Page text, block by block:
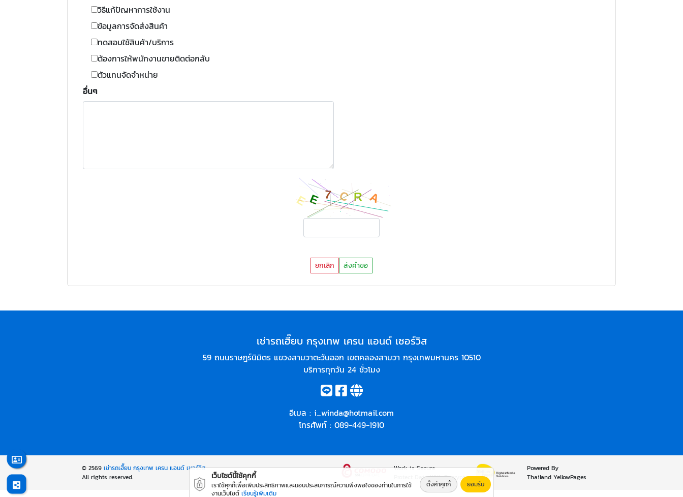
วิธีแก้ปัญหาการใช้งาน
ข้อมูลการจัดส่งสินค้า
ทดสอบใช้สินค้า/บริการ
ต้องการให้พนักงานขายติดต่อกลับ
ตัวแทนจัดจำหน่าย
อื่นๆ
ยกเลิก ส่งคำขอ
เช่ารถเฮี๊ยบ กรุงเทพ เครน แอนด์ เซอร์วิส
59 ถนนราษฎร์นิมิตร แขวงสามวาตะวันออก เขตคลองสามวา กรุงเทพมหานคร 10510
บริการทุกวัน 24 ชั่วโมง
อีเมล : i_winda@hotmail.com
โทรศัพท์ : 089-449-1910
© 2569เช่ารถเฮี๊ยบ กรุงเทพ เครน แอนด์ เซอร์วิส
All rights reserved.
Work is Secure
Protect Data With Encrypt
Powered By
Thailand YellowPages
เว็บไซต์นี้ใช้คุกกี้
เราใช้คุกกี้เพื่อเพิ่มประสิทธิภาพและมอบประสบการณ์ความพึงพอใจของท่านในการใช้
งานเว็บไซต์ เรียนรู้เพิ่มเติม
ตั้งค่าคุกกี้ ยอมรับ